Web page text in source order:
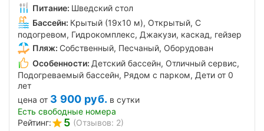
Питание: Шведский стол
Бассейн: Крытый (19х10 м), Открытый, С
подогревом, Гидрокомплекс, Джакузи, каскад, гейзер
Пляж: Собственный, Песчаный, Оборудован
Особенности: Детский бассейн, Отличный сервис,
Подогреваемый бассейн, Рядом с парком, Дети от 0
лет
цена от 3 900 руб. в сутки
Есть свободные номера
Рейтинг:
5 (Отзывов: 2)